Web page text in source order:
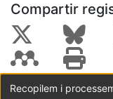
Compartir
Recopilem i